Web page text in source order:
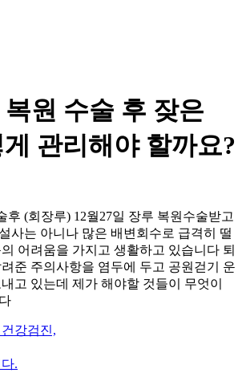
원 수술 후 잦은
관리해야 할까요?
후 (회장루) 12월27일 장루 복원수술받고
사는 아니나 많은 배변회수로 급격히 떨
어려움을 가지고 생활하고 있습니다 퇴
준 주의사항을 염두에 두고 공원걷기 운
고 있는데 제가 해야할 것들이 무엇이
강검진,
.